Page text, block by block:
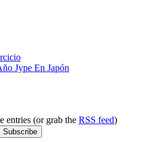
Jype En Japón
entries (or grab the RSS feed)